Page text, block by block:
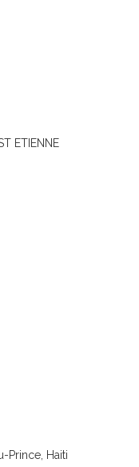
ETIENNE
Prince, Haiti